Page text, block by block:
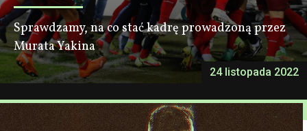
24 listopada 2022
Sprawdzamy, na co stać kadrę prowadzoną przez
Murata Yakina